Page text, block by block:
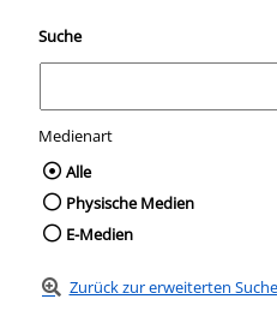
Suche
Medienart
Wählen Sie die
Alle
Physische Medien
E-Medien
Zurück zur erweiterten Suche